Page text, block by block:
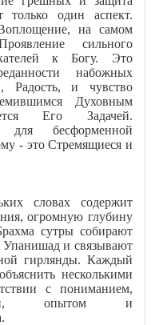
только один аспект.
на самом
сильного
к Богу. Это
набожных
Радость, и чувство
Духовным
Его Задачей.
для бесформенной
- это Стремящиеся и
словах содержит
огромную глубину
сутры собирают
Упанишад и связывают
гирлянды. Каждый
несколькими
с пониманием,
опытом и